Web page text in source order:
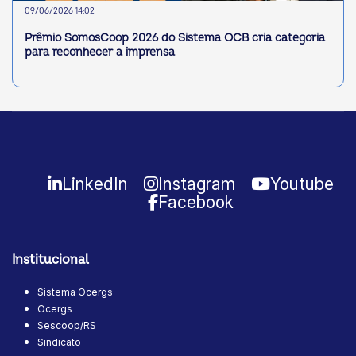
09/06/2026 14:02
Prêmio SomosCoop 2026 do Sistema OCB cria categoria
para reconhecer a imprensa
LinkedIn Instagram
Youtube
Facebook
Institucional
Sistema Ocergs
Ocergs
Sescoop/RS
Sindicato